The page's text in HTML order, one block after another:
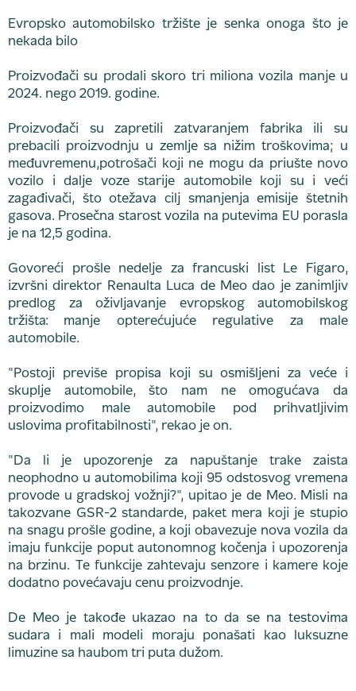
Evropsko automobilsko tržište je senka onoga što je
nekada bilo
Proizvođači su prodali skoro tri miliona vozila manje u
2024. nego 2019. godine.
Proizvođači su zapretili zatvaranjem fabrika ili su
prebacili proizvodnju u zemlje sa nižim troškovima; u
međuvremenu,potrošači koji ne mogu da priušte novo
vozilo i dalje voze starije automobile koji su i veći
zagađivači, što otežava cilj smanjenja emisije štetnih
gasova. Prosečna starost vozila na putevima EU porasla
je na 12,5 godina.
Govoreći prošle nedelje za francuski list Le Figaro,
izvršni direktor Renaulta Luca de Meo dao je zanimljiv
predlog za oživljavanje evropskog automobilskog
tržišta: manje opterećujuće regulative za male
automobile.
"Postoji previše propisa koji su osmišljeni za veće i
skuplje automobile, što nam ne omogućava da
proizvodimo male automobile pod prihvatljivim
uslovima profitabilnosti", rekao je on.
"Da li je upozorenje za napuštanje trake zaista
neophodno u automobilima koji 95 odstosvog vremena
provode u gradskoj vožnji?", upitao je de Meo. Misli na
takozvane GSR-2 standarde, paket mera koji je stupio
na snagu prošle godine, a koji obavezuje nova vozila da
imaju funkcije poput autonomnog kočenja i upozorenja
na brzinu. Te funkcije zahtevaju senzore i kamere koje
dodatno povećavaju cenu proizvodnje.
De Meo je takođe ukazao na to da se na testovima
sudara i mali modeli moraju ponašati kao luksuzne
limuzine sa haubom tri puta dužom.